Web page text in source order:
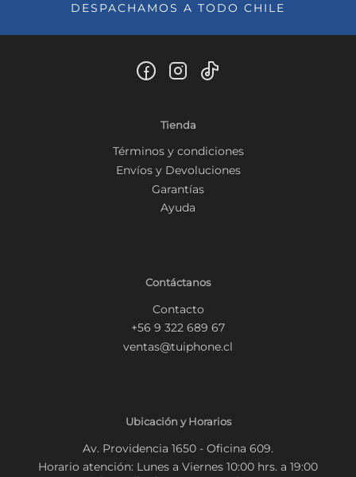
DESPACHAMOS A TODO CHILE
Tienda
Términos y condiciones
Envíos y Devoluciones
Garantías
Ayuda
Contáctanos
Contacto
+56 9 322 689 67
ventas@tuiphone.cl
Ubicación y Horarios
Av. Providencia 1650 - Oficina 609.
Horario atención: Lunes a Viernes 10:00 hrs. a 19:00